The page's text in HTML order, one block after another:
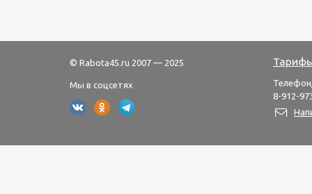
© Rabota45.ru 2007 — 2025
Мы в соцсетях
8-912-